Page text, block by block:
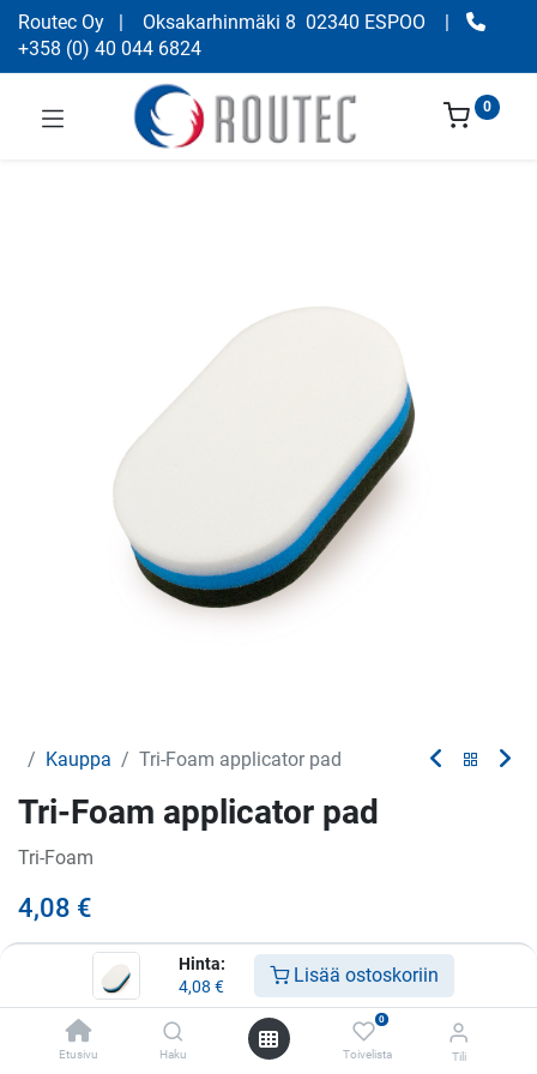
Hinta:
4,08 € Lisää ostoskoriin
Etusivu Haku
0
Toivelista Tili
Routec Oy | Oksakarhinmäki 8 02340 ESPOO
|
+358 (0) 40 044 6824
0
Kauppa Tri-Foam applicator pad
Tri-Foam applicator pad
Tri-Foam
4,08 €
Lisää ostoskoriin
Lisää toivelistalle